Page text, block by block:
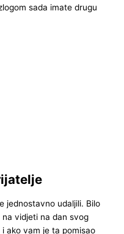
sada imate drugu
jednostavno udaljili. Bilo
vidjeti na dan svog
i ako vam je ta pomisao